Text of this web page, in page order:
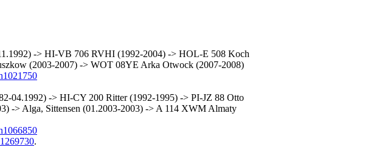
-> HI-VB 706 RVHI (1992-2004) -> HOL-E 508 Koch
(2003-2007) -> WOT 08YE Arka Otwock (2007-2008)
04.1992) -> HI-CY 200 Ritter (1992-1995) -> PI-JZ 88 Otto
-> Alga, Sittensen (01.2003-2003) -> A 114 XWM Almaty
.